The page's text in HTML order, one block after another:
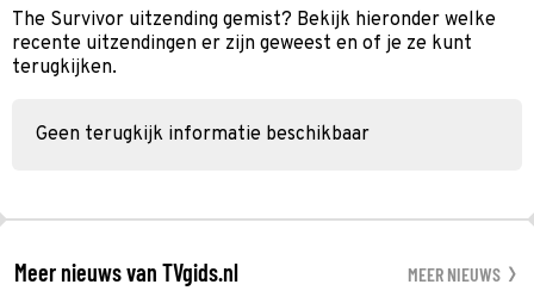
The Survivor uitzending gemist? Bekijk hieronder welke
recente uitzendingen er zijn geweest en of je ze kunt
terugkijken.
Geen terugkijk informatie beschikbaar
Meer nieuws van TVgids.nl MEER NIEUWS